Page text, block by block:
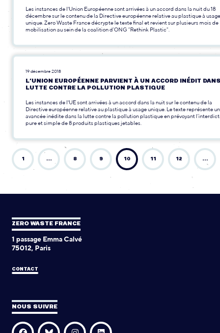
Les instances de l'Union Européenne sont arrivées à un accord dans la nuit du 18
décembre sur le contenu de la Directive européenne relative au plastique à usage
unique. Zero Waste France décrypte le texte final et revient sur plusieurs mois de
mobilisation au sein de la coalition d’ONG “Rethink Plastic".
19 décembre 2018
L’UNION EUROPÉENNE PARVIENT À UN ACCORD INÉDIT
LUTTE CONTRE LA POLLUTION PLASTIQUE
Les instances de l'UE sont arrivées à un accord dans la nuit sur le contenu de la
Directive européenne relative au plastique à usage unique. Le texte représente
avancée inédite dans la lutte contre la pollution plastique en prévoyant
pure et simple de 8 produits plastiques jetables.
1 … 8 9 10 11 12 …
ZERO WASTE FRANCE
1 passage Emma Calvé
75012, Paris
CONTACT
NOUS SUIVRE